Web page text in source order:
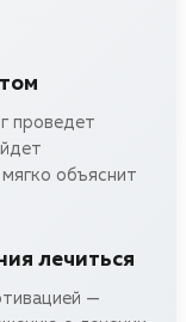
проведет
объяснит
лечиться
—